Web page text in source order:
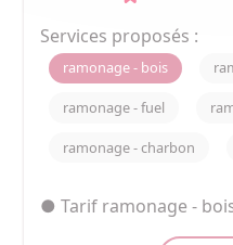
Services proposés :
ramonage - fuel
ramonage - charbon
ramonage - bois
● Tarif ramonage -